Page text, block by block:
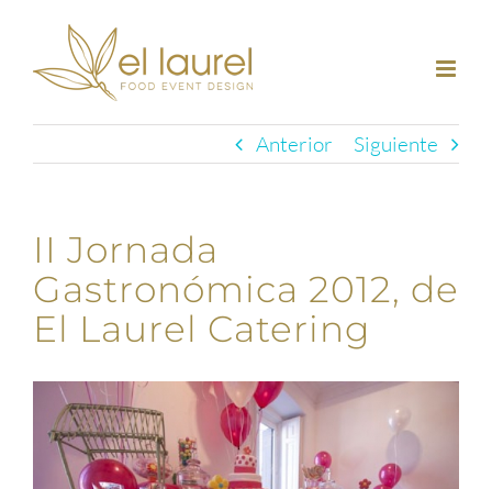
contenido
Anterior Siguiente
II Jornada
Gastronómica 2012, de
El Laurel Catering